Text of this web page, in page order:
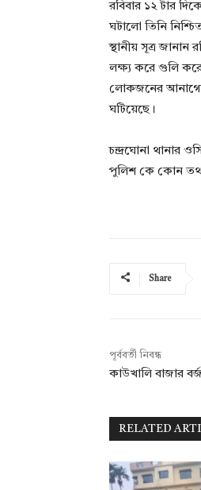
রবিবার ১২ টার
ঘটালো তিনি
স্থানীয় সূত্র
লক্ষ্য করে গুলি করে
লোকজনের
ঘটিয়েছে।
চন্দ্রঘোনা থানার
পুলিশ কে কোন তথ্য
Share
পূর্ববর্তী নিবন্ধ
কাউখালি বাজার
RELATED